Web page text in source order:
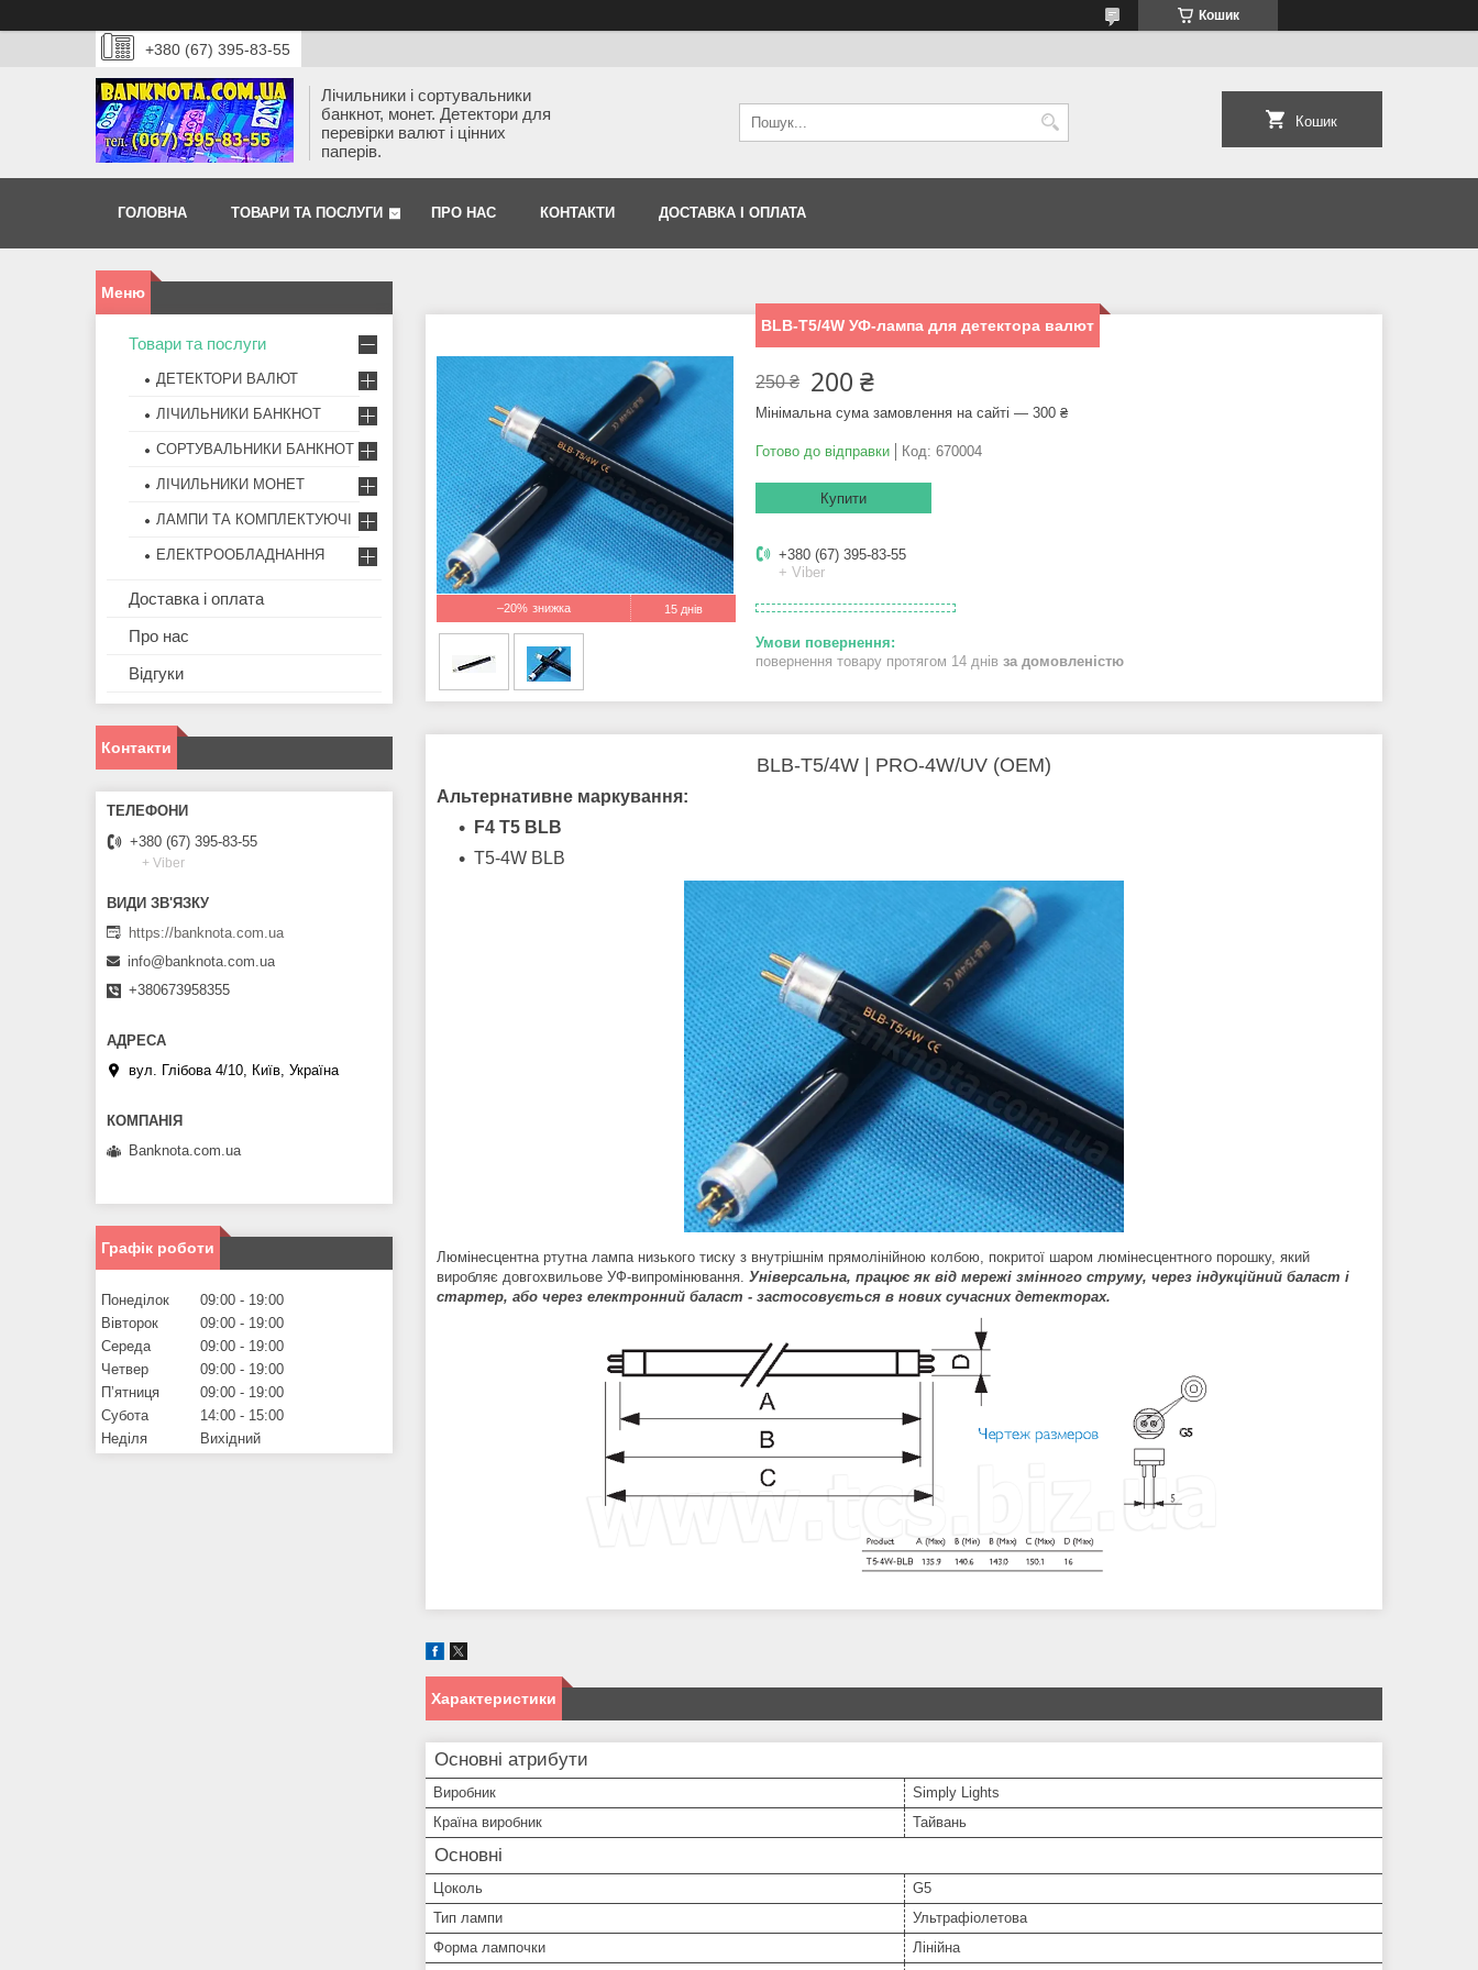
Кошик
+380 (67) 395-83-55
Лічильники і сортувальники
банкнот, монет. Детектори для
перевірки валют і цінних
паперів.
Кошик
ГОЛОВНА ТОВАРИ ТА ПОСЛУГИ ПРО НАС КОНТАКТИ ДОСТАВКА І ОПЛАТА
–20% 15 днів
BLB-T5/4W УФ-лaмпa для дeтeктoра вaлют
250 ₴ 200 ₴
Мінімальна сума замовлення на сайті — 300 ₴
Готово до відправки Код: 670004
Купити
+380 (67) 395-83-55
+ Viber
повернення товару протягом 14 днів за домовленістю
BLB-T5/4W | PRO-4W/UV (OEM)
Альтернативне маркування:
F4 T5 BLB
T5-4W BLB
Люмінесцентна ртутна лампа низького тиску з внутрішнім прямолінійною колбою, покритої шаром люмінесцентного порошку, який
виробляє довгохвильове УФ-випромінювання. Універсальна, працює як від мережі змінного струму, через індукційний баласт і
стартер, або через електронний баласт - застосовується в нових сучасних детекторах.
Характеристики
Основні атрибути
Виробник
Simply Lights
Країна виробник
Тайвань
Основні
Цоколь
G5
Тип лампи
Ультрафіолетова
Форма лампочки
Лінійна
Товари та послуги
ДЕТЕКТОРИ ВАЛЮТ
ЛІЧИЛЬНИКИ БАНКНОТ
СОРТУВАЛЬНИКИ БАНКНОТ
ЛІЧИЛЬНИКИ МОНЕТ
ЛАМПИ ТА КОМПЛЕКТУЮЧІ
ЕЛЕКТРООБЛАДНАННЯ
Доставка і оплата
Про нас
Відгуки
Контакти
+380 (67) 395-83-55
+ Viber
https://banknota.com.ua
info@banknota.com.ua
+380673958355
вул. Глібова 4/10, Київ, Україна
Banknota.com.ua
Графік роботи
Понеділок 09:00
19:00
Вівторок
09:00
19:00
Середа
09:00
19:00
Четвер
09:00
19:00
Пʼятниця
09:00
19:00
Субота
14:00
15:00
Неділя
Вихідний